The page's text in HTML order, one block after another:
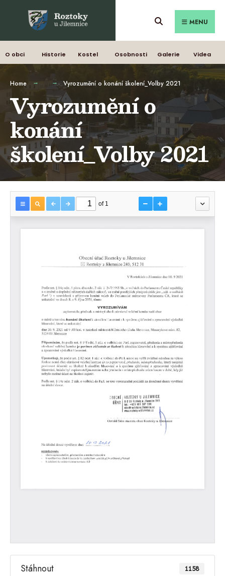
MENU
O obci Historie Kostel Osobnosti Galerie Videa
Home Vyrozumění o konání školení_Volby 2021
Vyrozumění o
konání
školení_Volby 2021
Stáhnout 1158